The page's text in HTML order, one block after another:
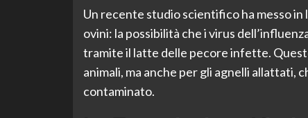
Un recente studio scientifico ha messo
ovini: la possibilità che i virus
tramite il latte delle pecore infette.
animali, ma anche per gli agnelli allattati,
contaminato.